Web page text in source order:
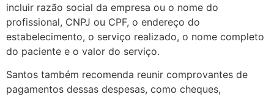
incluir razão social da empresa ou o nome do
profissional, CNPJ ou CPF, o endereço do
estabelecimento, o serviço realizado, o nome completo
do paciente e o valor do serviço.
Santos também recomenda reunir comprovantes de
pagamentos dessas despesas, como cheques,